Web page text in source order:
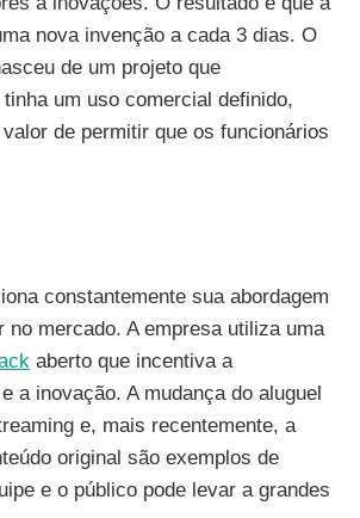
nova invenção a cada 3 dias. O
de um projeto que
um uso comercial definido,
de permitir que os funcionários
constantemente sua abordagem
no mercado. A empresa utiliza uma
aberto que incentiva a
a inovação. A mudança do aluguel
e, mais recentemente, a
original são exemplos de
e o público pode levar a grandes